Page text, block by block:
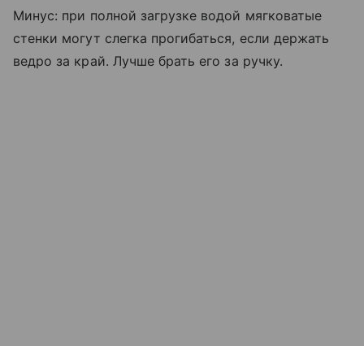
Минус: при полной загрузке водой мягковатые
стенки могут слегка прогибаться, если держать
ведро за край. Лучше брать его за ручку.